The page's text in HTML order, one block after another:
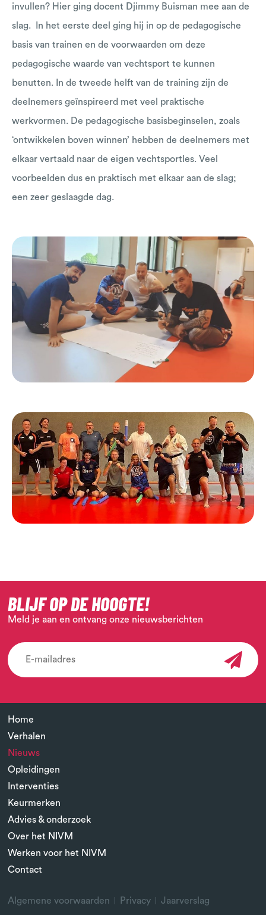
invullen? Hier ging docent Djimmy Buisman mee aan de
slag. In het eerste deel ging hij in op de pedagogische
basis van trainen en de voorwaarden om deze
pedagogische waarde van vechtsport te kunnen
benutten. In de tweede helft van de training zijn de
deelnemers geïnspireerd met veel praktische
werkvormen. De pedagogische basisbeginselen, zoals
‘ontwikkelen boven winnen’ hebben de deelnemers met
elkaar vertaald naar de eigen vechtsportles. Veel
voorbeelden dus en praktisch met elkaar aan de slag;
een zeer geslaagde dag.
BLIJF OP DE HOOGTE!
Meld je aan en ontvang onze nieuwsberichten
Home
Verhalen
Nieuws
Opleidingen
Interventies
Keurmerken
Advies & onderzoek
Over het NIVM
Werken voor het NIVM
Contact
Algemene voorwaarden Privacy Jaarverslag